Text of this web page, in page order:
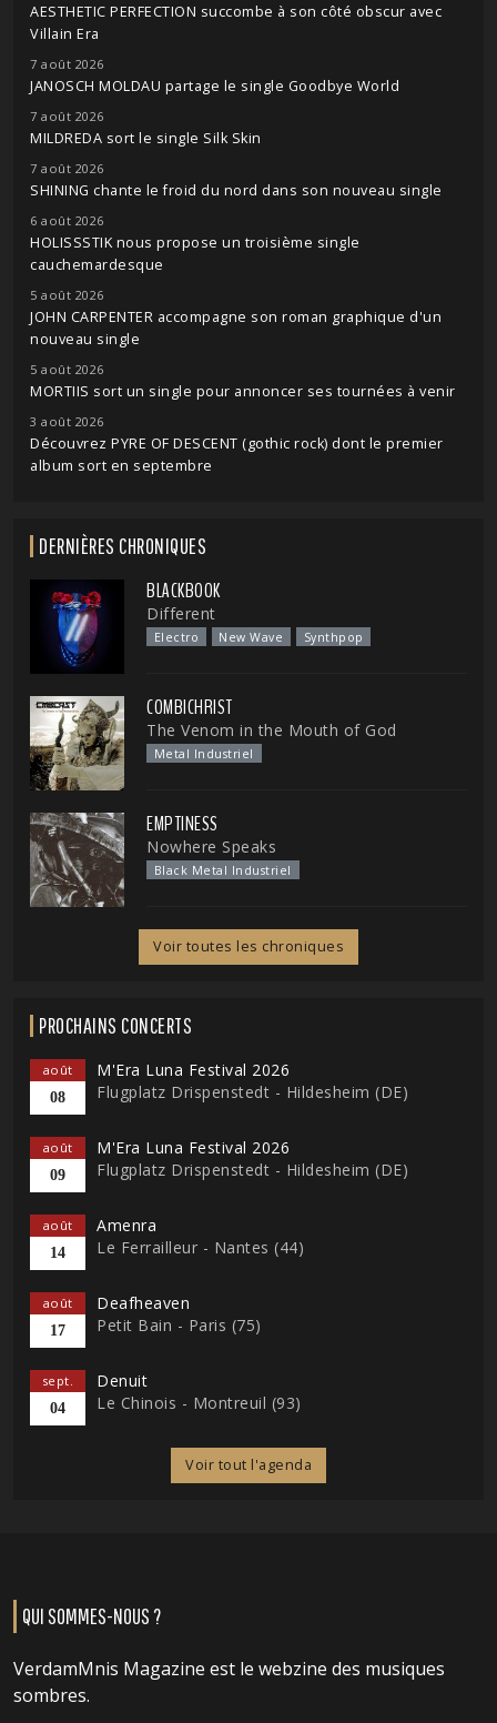
AESTHETIC PERFECTION succombe à son côté obscur avec
Villain Era
7 août 2026
JANOSCH MOLDAU partage le single Goodbye World
7 août 2026
MILDREDA sort le single Silk Skin
7 août 2026
SHINING chante le froid du nord dans son nouveau single
6 août 2026
HOLISSSTIK nous propose un troisième single
cauchemardesque
5 août 2026
JOHN CARPENTER accompagne son roman graphique d'un
nouveau single
5 août 2026
MORTIIS sort un single pour annoncer ses tournées à venir
3 août 2026
Découvrez PYRE OF DESCENT (gothic rock) dont le premier
album sort en septembre
DERNIÈRES CHRONIQUES
BLACKBOOK
Different
Electro New Wave Synthpop
COMBICHRIST
The Venom in the Mouth of God
Metal Industriel
EMPTINESS
Nowhere Speaks
Black Metal Industriel
Voir toutes les chroniques
PROCHAINS CONCERTS
août
08
M'Era Luna Festival 2026
Flugplatz Drispenstedt - Hildesheim (DE)
août
09
M'Era Luna Festival 2026
Flugplatz Drispenstedt - Hildesheim (DE)
août
14
Amenra
Le Ferrailleur - Nantes (44)
août
17
Deafheaven
Petit Bain - Paris (75)
sept.
04
Denuit
Le Chinois - Montreuil (93)
Voir tout l'agenda
QUI SOMMES-NOUS ?
VerdamMnis Magazine est le webzine des musiques
sombres.